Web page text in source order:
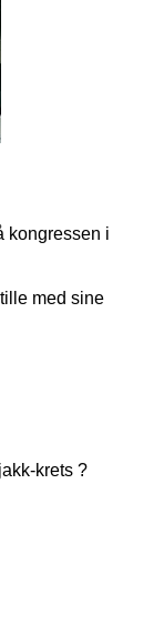
kongressen i
med sine
krets ?